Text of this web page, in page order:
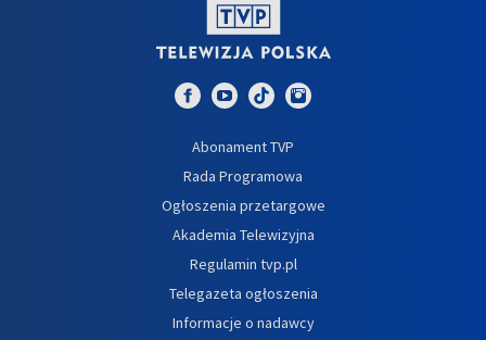
Abonament TVP
Rada Programowa
Ogłoszenia przetargowe
Akademia Telewizyjna
Regulamin tvp.pl
Telegazeta ogłoszenia
Informacje o nadawcy